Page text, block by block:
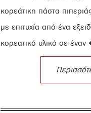
κορεάτικη πάστα
με επιτυχία από ένα
κορεατικό υλικό σε